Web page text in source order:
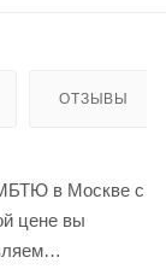
ОТЗЫВЫ
в Москве с
цене вы